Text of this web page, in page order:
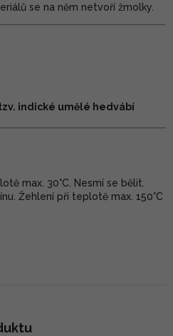
se na něm netvoří žmolky.
indické umělé hedvábí
max. 30°C. Nesmí se bělit.
Žehlení při teplotě max. 150°C